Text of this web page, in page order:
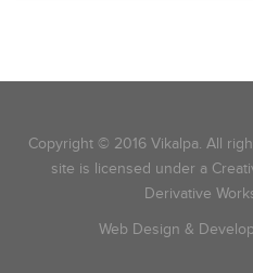
Copyright © 2016 Vikalpa. All
site is licensed under a
Derivative
Web Design &